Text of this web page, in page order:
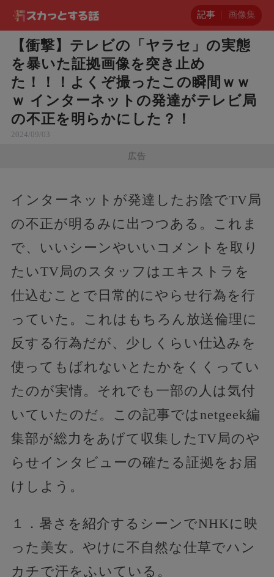
記事 画像集
【衝撃】テレビの「ヤラセ」の実態
を暴いた証拠画像を突き止め
た！！！よくぞ撮ったこの瞬間ｗｗ
ｗ インターネットの発達がテレビ局
の不正を明らかにした？！
2024/09/03
広告
インターネットが発達したお陰でTV局
の不正が明るみに出つつある。これま
で、いいシーンやいいコメントを取り
たいTV局のスタッフはエキストラを
仕込むことで日常的にやらせ行為を行
っていた。これはもちろん放送倫理に
反する行為だが、少しくらい仕込みを
使ってもばれないとたかをくくってい
たのが実情。それでも一部の人は気付
いていたのだ。この記事ではnetgeek編
集部が総力をあげて収集したTV局のや
らせインタビューの確たる証拠をお届
けしよう。
１．暑さを紹介するシーンでNHKに映
った美女。やけに不自然な仕草でハン
カチで汗をふいている。